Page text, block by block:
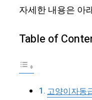
자세한 내용은 아
Table of
고양이자동